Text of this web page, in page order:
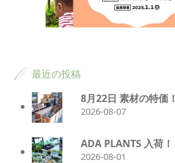
最近の投稿
8月22日 素材の特価！
2026-08-07
ADA PLANTS 入荷！
2026-08-01